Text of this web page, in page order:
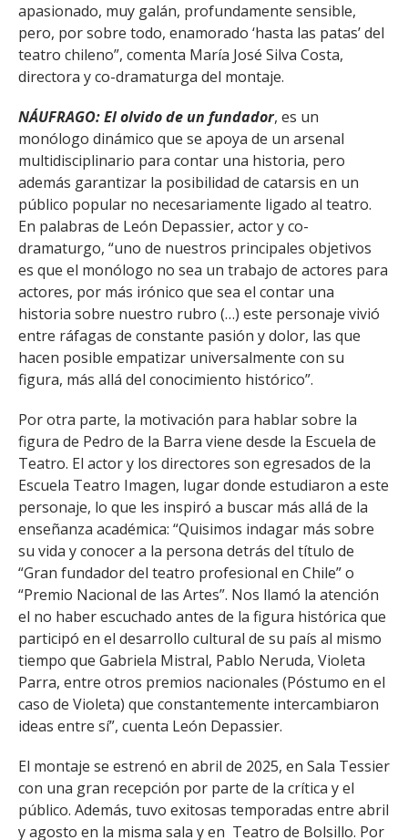
apasionado, muy galán, profundamente sensible,
pero, por sobre todo, enamorado ‘hasta las patas’ del
teatro chileno”, comenta María José Silva Costa,
directora y co-dramaturga del montaje.
NÁUFRAGO: El olvido de un fundador, es un
monólogo dinámico que se apoya de un arsenal
multidisciplinario para contar una historia, pero
además garantizar la posibilidad de catarsis en un
público popular no necesariamente ligado al teatro.
En palabras de León Depassier, actor y co-
dramaturgo, “uno de nuestros principales objetivos
es que el monólogo no sea un trabajo de actores para
actores, por más irónico que sea el contar una
historia sobre nuestro rubro (…) este personaje vivió
entre ráfagas de constante pasión y dolor, las que
hacen posible empatizar universalmente con su
figura, más allá del conocimiento histórico”.
Por otra parte, la motivación para hablar sobre la
figura de Pedro de la Barra viene desde la Escuela de
Teatro. El actor y los directores son egresados de la
Escuela Teatro Imagen, lugar donde estudiaron a este
personaje, lo que les inspiró a buscar más allá de la
enseñanza académica: “Quisimos indagar más sobre
su vida y conocer a la persona detrás del título de
“Gran fundador del teatro profesional en Chile” o
“Premio Nacional de las Artes”. Nos llamó la atención
el no haber escuchado antes de la figura histórica que
participó en el desarrollo cultural de su país al mismo
tiempo que Gabriela Mistral, Pablo Neruda, Violeta
Parra, entre otros premios nacionales (Póstumo en el
caso de Violeta) que constantemente intercambiaron
ideas entre sí”, cuenta León Depassier.
El montaje se estrenó en abril de 2025, en Sala Tessier
con una gran recepción por parte de la crítica y el
público. Además, tuvo exitosas temporadas entre abril
y agosto en la misma sala y en Teatro de Bolsillo. Por